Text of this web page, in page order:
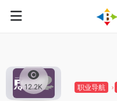
12.2K 职业导航